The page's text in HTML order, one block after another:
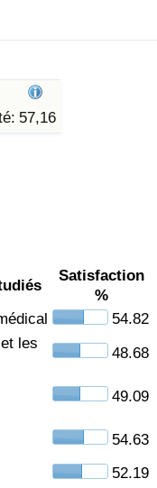
57,16
Satisfaction
%
54.82
les
48.68
49.09
54.63
52.19